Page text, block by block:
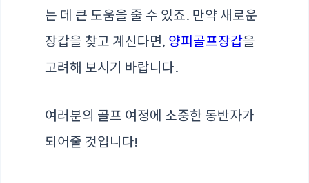
는 데 큰 도움을 줄 수 있죠. 만약 새로운
장갑을 찾고 계신다면, 양피골프장갑을
고려해 보시기 바랍니다.
여러분의 골프 여정에 소중한 동반자가
되어줄 것입니다!